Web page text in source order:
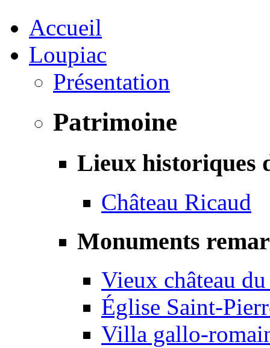
Accueil
Loupiac
Présentation
Patrimoine
Lieux historiques
Château Ricaud
Monuments
Vieux château
Église Saint-
Villa gallo-